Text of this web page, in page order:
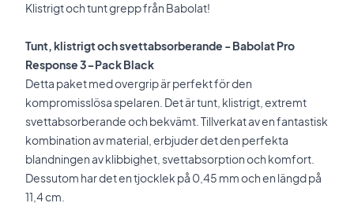
Klistrigt och tunt grepp från Babolat!
Tunt, klistrigt och svettabsorberande - Babolat Pro
Response 3-Pack Black
Detta paket med overgrip är perfekt för den
kompromisslösa spelaren. Det är tunt, klistrigt, extremt
svettabsorberande och bekvämt. Tillverkat av en fantastisk
kombination av material, erbjuder det den perfekta
blandningen av klibbighet, svettabsorption och komfort.
Dessutom har det en tjocklek på 0,45 mm och en längd på
11,4 cm.